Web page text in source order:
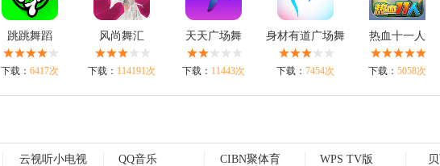
跳跳舞蹈
下载： 6417次
风尚舞汇
下载： 114191次
天天广场舞
下载： 11443次
身材有道广场舞
下载： 7454次
热血十一人
下载： 5058次
云视听小电视
QQ音乐
CIBN聚体育
WPS TV版